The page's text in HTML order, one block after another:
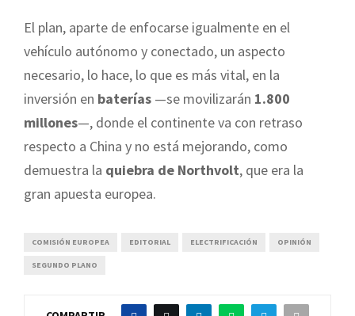
El plan, aparte de enfocarse igualmente en el
vehículo autónomo y conectado, un aspecto
necesario, lo hace, lo que es más vital, en la
inversión en baterías —se movilizarán 1.800
millones—, donde el continente va con retraso
respecto a China y no está mejorando, como
demuestra la quiebra de Northvolt, que era la
gran apuesta europea.
COMISIÓN EUROPEA EDITORIAL ELECTRIFICACIÓN OPINIÓN
SEGUNDO PLANO